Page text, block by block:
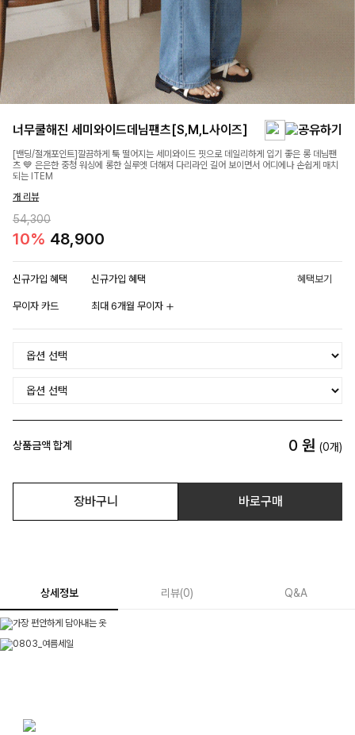
너무쿨해진 세미와이드데님팬츠[S,M,L사이즈]
[밴딩/절개포인트]깔끔하게 툭 떨어지는 세미와이드 핏으로 데일리하게 입기 좋은 롱 데님팬
츠 💙 은은한 중청 워싱에 롱한 실루엣 더해져 다리라인 길어 보이면서 어디에나 손쉽게 매치
되는 ITEM
개 리뷰
54,300
10% 48,900
신규가입 혜택 신규가입 혜택 혜택보기
무이자 카드 최대 6개월 무이자
상품금액 합계 0 원 (0개)
장바구니 바로구매
상세정보 리뷰(0) Q&A